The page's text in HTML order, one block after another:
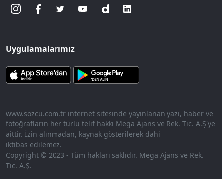
Uygulamalarımız
www.sozcu.com.tr internet sitesinde yayınlanan yazı, haber ve
fotoğrafların her türlü telif hakkı Mega Ajans ve Rek. Tic. A.Ş'ye
aittir. İzin alınmadan, kaynak gösterilerek dahi
iktibas edilemez.
Copyright © 2023 - Tüm hakları saklıdır. Mega Ajans ve Rek.
Tic. A.Ş.